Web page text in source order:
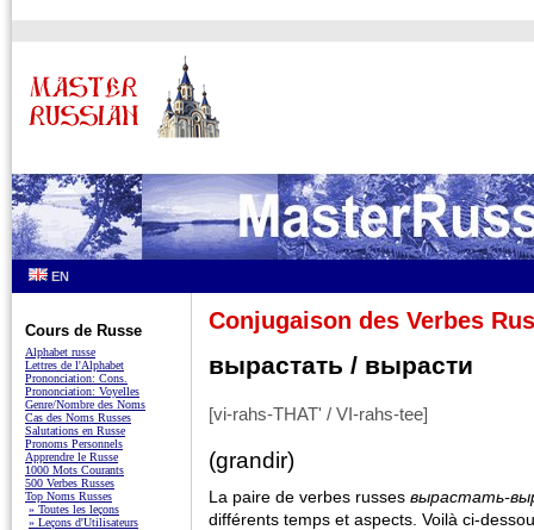
EN
Conjugaison des Verbes
вырастать / вырасти
[vi-rahs-THAT' / VI-rahs-tee]
(grandir)
La paire de verbes russes вырастать-
différents temps et aspects. Voilà ci-
Cours de Russe
Alphabet russe
Lettres de l'Alphabet
Prononciation: Cons.
Prononciation: Voyelles
Genre/Nombre des Noms
Cas des Noms Russes
Salutations en Russe
Pronoms Personnels
Apprendre le Russe
1000 Mots Courants
500 Verbes Russes
Top Noms Russes
» Toutes les leçons
» Leçons d'Utilisateurs